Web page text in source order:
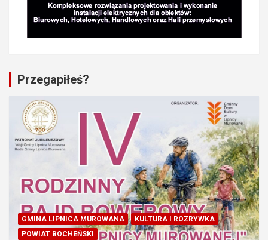
Przegapiłeś?
GMINA LIPNICA MUROWANA
KULTURA I ROZRYWKA
POWIAT BOCHEŃSKI